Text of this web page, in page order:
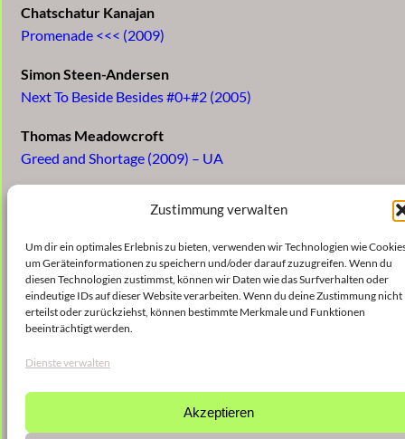
Zustimmung verwalten
Um dir ein optimales Erlebnis zu bieten, verwenden wir Technologien wie
um Geräteinformationen zu speichern und/oder darauf zuzugreifen. Wenn du
diesen Technologien zustimmst, können wir Daten wie das Surfverhalten oder
eindeutige IDs auf dieser Website verarbeiten. Wenn du deine Zustimmung nicht
erteilst oder zurückziehst, können bestimmte Merkmale und Funktionen
beeinträchtigt werden.
Dienste verwalten
Akzeptieren
Chatschatur Kanajan
Promenade <<< (2009)
Simon Steen-Andersen
Next To Beside Besides #0+#2 (2005)
Thomas Meadowcroft
Greed and Shortage (2009) – UA
Self-reflecting Next To Beside Besides #2+#4 (2007)
Orm Finnendahl
IV (2008)
Simon Steen-Andersen